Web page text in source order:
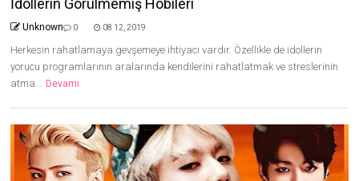
İdollerin Görülmemiş Hobileri
Unknown 0 08 12, 2019
Herkesin rahatlamaya gevşemeye ihtiyacı vardır. Özellikle de idollerin
yorucu programlarının aralarında kendilerini rahatlatmak ve streslerinin
atma... Devamı